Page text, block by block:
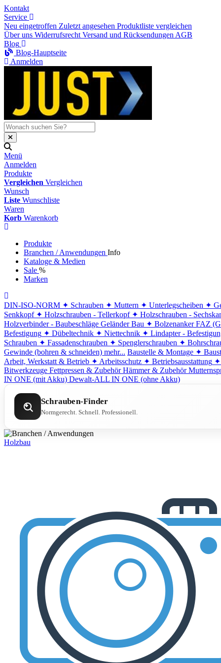
Kontakt
Service
Neu eingetroffen Zuletzt angesehen Produktliste vergleichen
Über uns Widerrufsrecht Versand und Rücksendungen AGB
Blog
Blog-Hauptseite
Anmelden
Menü
Anmelden
Produkte
Vergleichen Vergleichen
Wunsch
Liste Wunschliste
Waren
Korb Warenkorb
Produkte
Branchen / Anwendungen Info
Kataloge & Medien
Sale %
Marken
DIN-ISO-NORM ✦ Schrauben ✦ Muttern ✦ Unterlegscheiben ✦
Senkkopf ✦ Holzschrauben - Tellerkopf ✦ Holzschrauben -
Holzverbinder - Baubeschläge Geländer Bau ✦ Bolzenanker FAZ
Befestigung ✦ Dübeltechnik ✦ Niettechnik ✦ Lindapter -
Schrauben ✦ Fassadenschrauben ✦ Spenglerschrauben ✦
Gewinde (bohren & schneiden) mehr... Baustelle & Montage ✦
Arbeit, Werkstatt & Betrieb ✦ Arbeitsschutz ✦ Betriebsausstattung ✦
Bitwerkzeuge Fettpressen & Zubehör Hämmer & Zubehör
IN ONE (mit Akku) Dewalt-ALL IN ONE (ohne Akku)
Schrauben-Finder
Normgerecht. Schnell. Professionell.
Holzbau